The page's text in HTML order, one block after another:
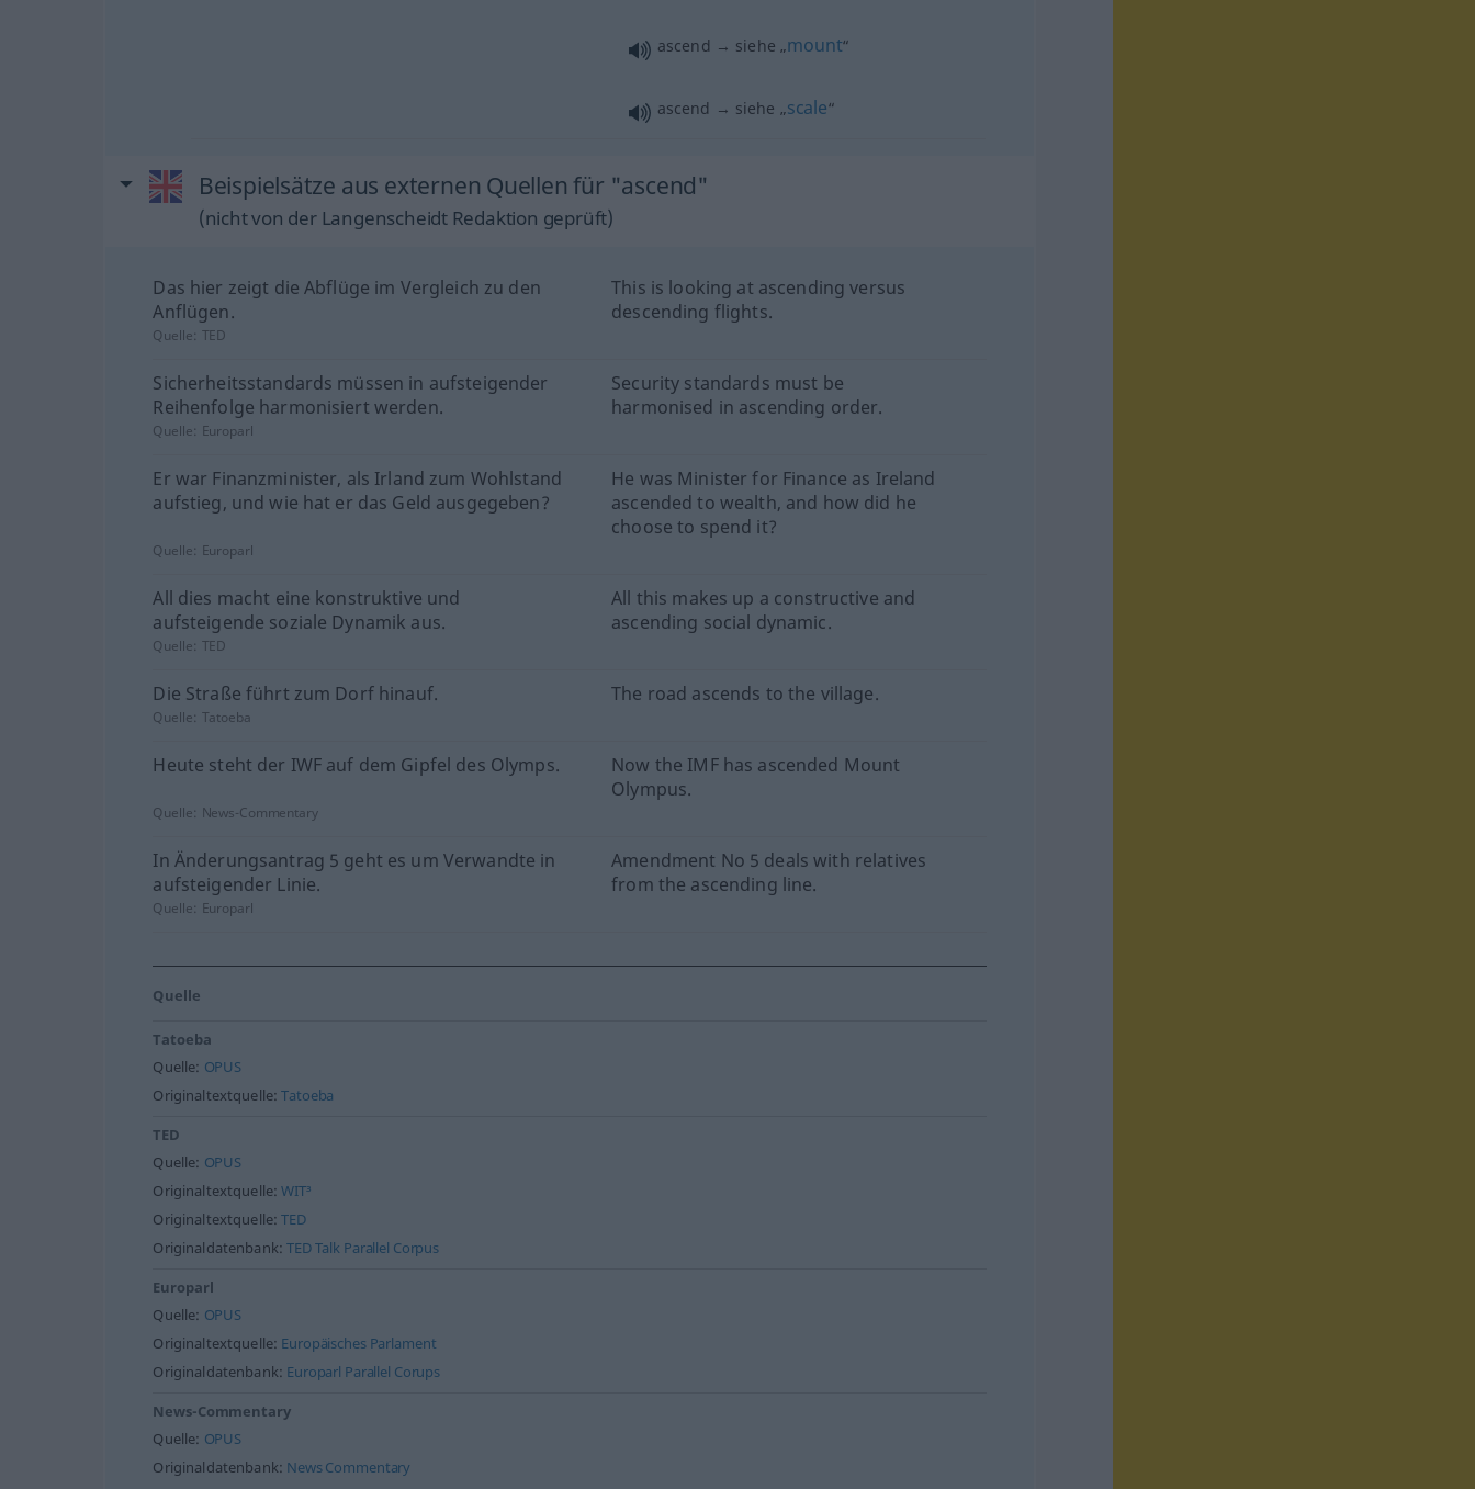
ascend → siehe „mount“
ascend → siehe „scale“
Beispielsätze aus externen Quellen für "ascend"
(nicht von der Langenscheidt Redaktion geprüft)
Das hier zeigt die Abflüge im Vergleich zu den
Anflügen.
This is looking at ascending versus
descending flights.
Quelle: TED
Sicherheitsstandards müssen in aufsteigender
Reihenfolge harmonisiert werden.
Security standards must be
harmonised in ascending order.
Quelle: Europarl
Er war Finanzminister, als Irland zum Wohlstand
aufstieg, und wie hat er das Geld ausgegeben?
He was Minister for Finance as Ireland
ascended to wealth, and how did he
choose to spend it?
Quelle: Europarl
All dies macht eine konstruktive und
aufsteigende soziale Dynamik aus.
All this makes up a constructive and
ascending social dynamic.
Quelle: TED
Die Straße führt zum Dorf hinauf. The road ascends to the village.
Quelle: Tatoeba
Heute steht der IWF auf dem Gipfel des Olymps.
Now the IMF has ascended Mount
Olympus.
Quelle: News-Commentary
In Änderungsantrag 5 geht es um Verwandte in
aufsteigender Linie.
Amendment No 5 deals with relatives
from the ascending line.
Quelle: Europarl
Quelle
Tatoeba
Quelle: OPUS
Originaltextquelle:Tatoeba
TED
Quelle: OPUS
Originaltextquelle:WIT³
Originaltextquelle:TED
Originaldatenbank:TED Talk Parallel Corpus
Europarl
Quelle: OPUS
Originaltextquelle: Europäisches Parlament
Originaldatenbank: Europarl Parallel Corups
News-Commentary
Quelle: OPUS
Originaldatenbank: News Commentary